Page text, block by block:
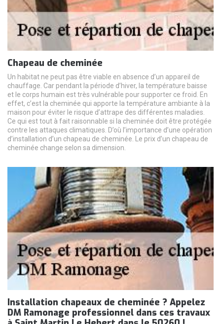
Chapeau de cheminée
Un habitat ne peut pas être viable en absence d’un appareil de
chauffage. Car pendant la période d’hiver, la température baisse
et le corps humain est très vulnérable pour supporter ce froid. En
effet, c’est la cheminée qui apporte la température ambiante à la
maison pour éviter le risque d’attrape des différentes maladies.
Ce qui est tout à fait raisonnable si la cheminée doit être protégée
contre les attaques climatiques. D’où l’importance d’une opération
d’installation d’un chapeau de cheminée. Le prix d’un chapeau de
cheminée change selon sa dimension.
Installation chapeaux de cheminée ? Appelez
DM Ramonage professionnel dans ces travaux